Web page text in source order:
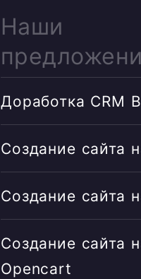
Наши
Доработка CRM
Создание сайта
Создание сайта
Создание сайта
Opencart